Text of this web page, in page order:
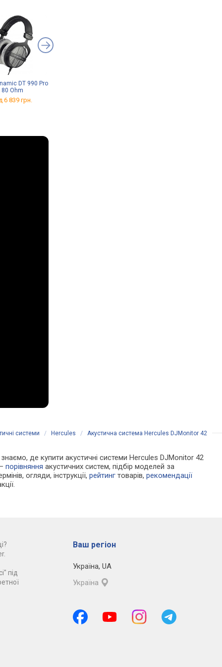
DT 990 Pro
80 Ohm
6 839 грн.
системи / Hercules / Акустична система Hercules DJMonitor 42
де купити акустичні системи Hercules DJMonitor 42
—порівняння акустичних систем, підбір моделей за
огляди, інструкції,рейтинг товарів,рекомендації
під
Ваш регіон
Україна, UA
Україна